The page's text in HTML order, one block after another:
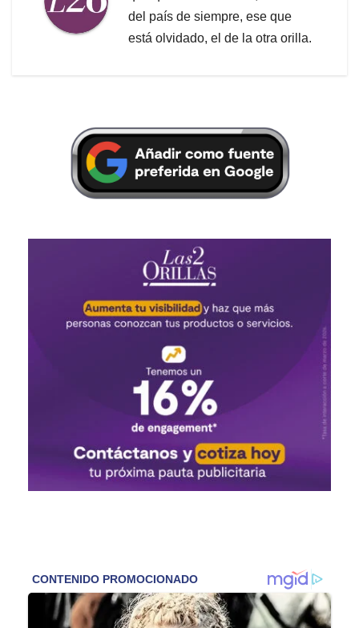
del país de siempre, ese que
está olvidado, el de la otra orilla.